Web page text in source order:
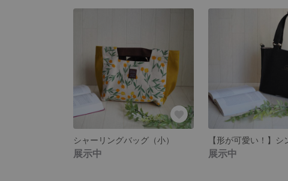
シャーリングバッグ（小）
展示中 展示中